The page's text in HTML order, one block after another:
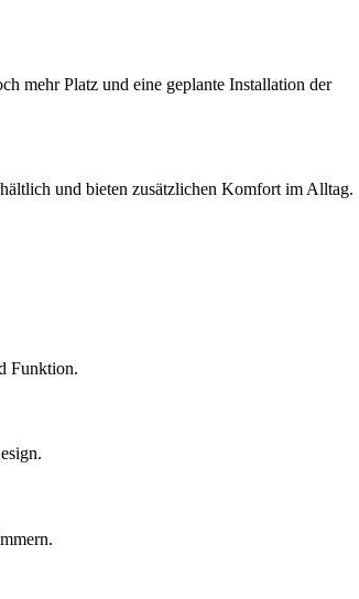
mehr Platz und eine geplante Installation der
und bieten zusätzlichen Komfort im Alltag.
Funktion.